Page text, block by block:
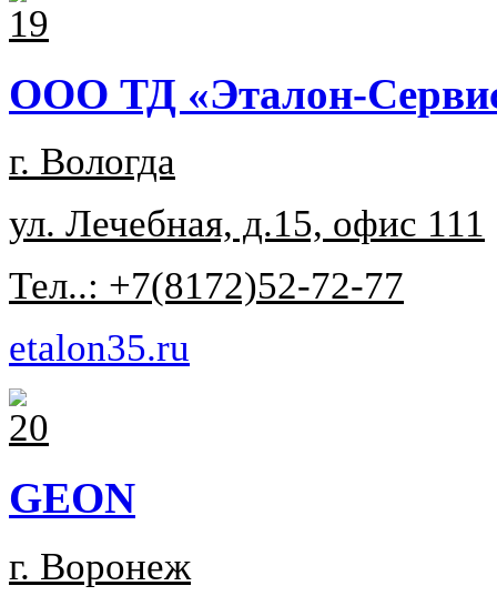
ООО ТД «Эталон-
г. Вологда
ул. Лечебная, д.15, офис 111
Тел..: +7(8172)52-72-77
etalon35.ru
GEON
г. Воронеж